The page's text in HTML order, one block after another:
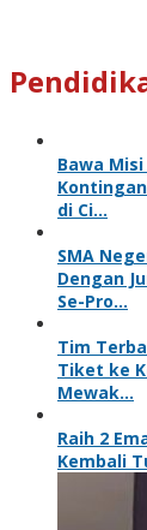
Bawa
di Ci…
SMA
Dengan
Se-Pro…
Tim
Tiket ke
Mewak…
Raih 2
Kembali